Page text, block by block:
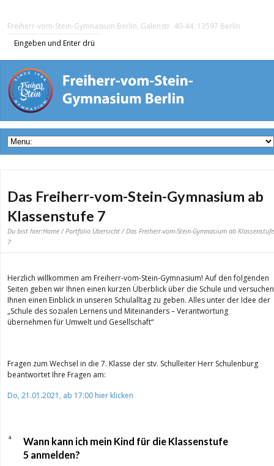
Freiherr-vom-Stein-Gymnasium Berlin, Galenstr. 40-44, 13597 Berlin
Das Freiherr-vom-Stein-Gymnasium ab
Klassenstufe 7
Du bist hier:Home/Portfolio Übersicht/ Das Freiherr-vom-Stein-Gymnasium ab Klassenstufe
7
Herzlich willkommen am Freiherr-vom-Stein-Gymnasium! Auf den folgenden
Seiten geben wir Ihnen einen kurzen Überblick über die Schule und versuchen
Ihnen einen Einblick in unseren Schulalltag zu geben. Alles unter der Idee der
„Schule des sozialen Lernens und Miteinanders – Verantwortung
übernehmen für Umwelt und Gesellschaft“
Fragen zum Wechsel in die 7. Klasse der stv. Schulleiter Herr Schulenburg
beantwortet Ihre Fragen am:
Do, 21.01.2021, ab 17:00 hier klicken
a
Wann kann ich mein Kind für die Klassenstufe
5 anmelden?